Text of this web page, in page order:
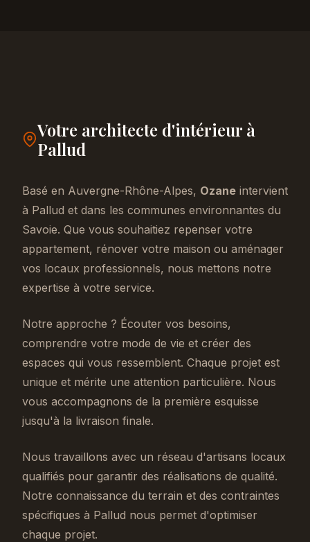
Votre architecte d'intérieur à
Pallud
Basé en Auvergne-Rhône-Alpes, Ozane intervient
à Pallud et dans les communes environnantes du
Savoie. Que vous souhaitiez repenser votre
appartement, rénover votre maison ou aménager
vos locaux professionnels, nous mettons notre
expertise à votre service.
Notre approche ? Écouter vos besoins,
comprendre votre mode de vie et créer des
espaces qui vous ressemblent. Chaque projet est
unique et mérite une attention particulière. Nous
vous accompagnons de la première esquisse
jusqu'à la livraison finale.
Nous travaillons avec un réseau d'artisans locaux
qualifiés pour garantir des réalisations de qualité.
Notre connaissance du terrain et des contraintes
spécifiques à Pallud nous permet d'optimiser
chaque projet.